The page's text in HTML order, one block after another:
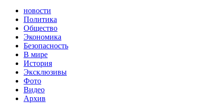
новости
Политика
Общество
Экономика
Безопасность
В мире
История
Эксклюзивы
Фото
Видео
Архив